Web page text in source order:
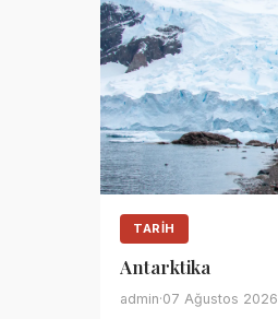
TARIH
Antarktika
admin·07 Ağustos 2026